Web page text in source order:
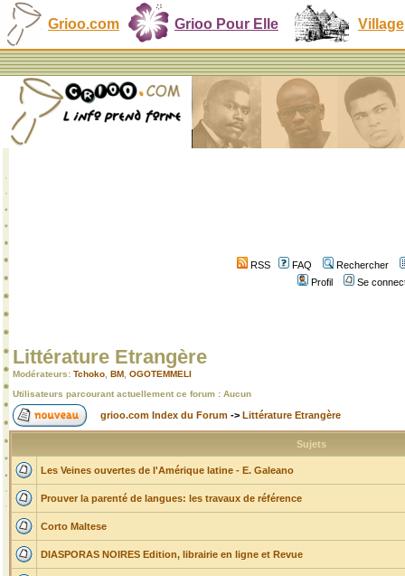
Grioo.com Grioo Pour Elle Village
RSS FAQ
Rechercher
Profil
Se
Littérature Etrangère
Modérateurs: Tchoko BM OGOTEMMELI
Utilisateurs parcourant actuellement ce forum : Aucun
grioo.com Index du Forum -> Littérature Etrangère
Sujets
Les Veines ouvertes de l'Amérique latine - E. Galeano
Prouver la parenté de langues: les travaux de référence
Corto Maltese
DIASPORAS NOIRES Edition, librairie en ligne et Revue